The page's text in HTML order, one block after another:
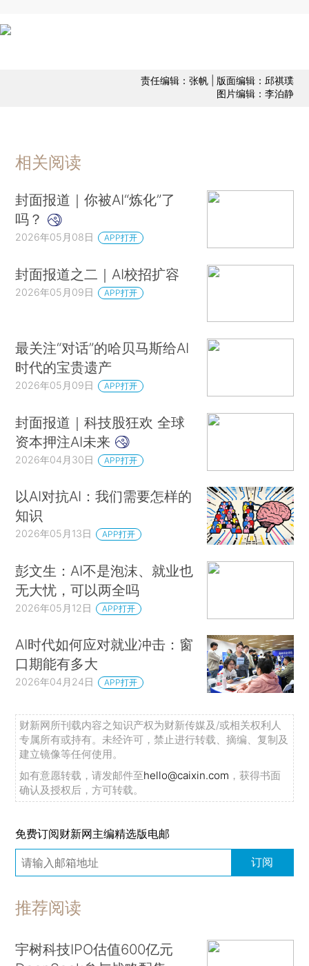
责任编辑：张帆 | 版面编辑：邱祺璞
图片编辑：李泊静
相关阅读
封面报道｜你被AI“炼化”了
吗？
2026年05月08日 APP打开
封面报道之二｜AI校招扩容
2026年05月09日 APP打开
最关注“对话”的哈贝马斯给AI
时代的宝贵遗产
2026年05月09日 APP打开
封面报道｜科技股狂欢 全球
资本押注AI未来
2026年04月30日 APP打开
以AI对抗AI：我们需要怎样的
知识
2026年05月13日 APP打开
彭文生：AI不是泡沫、就业也
无大忧，可以两全吗
2026年05月12日 APP打开
AI时代如何应对就业冲击：窗
口期能有多大
2026年04月24日 APP打开
财新网所刊载内容之知识产权为财新传媒及/或相关权利人
专属所有或持有。未经许可，禁止进行转载、摘编、复制及
建立镜像等任何使用。
如有意愿转载，请发邮件至hello@caixin.com ，获得书面
确认及授权后，方可转载。
免费订阅财新网主编精选版电邮
订阅
推荐阅读
宇树科技IPO估值600亿元